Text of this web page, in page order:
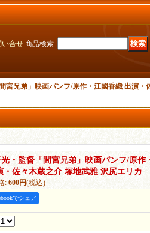
い合せ 商品検索:
宮兄弟」映画パンフ/原作・江國香織 出演・
・監督「間宮兄弟」映画パンフ/原作
・佐々木蔵之介 塚地武雅 沢尻エリカ
: 600円(税込)
でシェア